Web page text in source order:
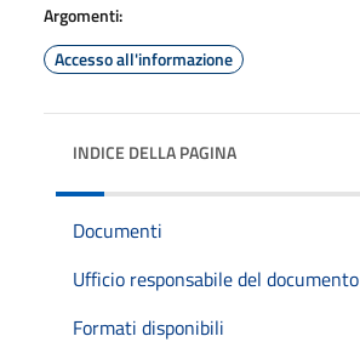
Argomenti:
Accesso all'informazione
INDICE DELLA PAGINA
Documenti
Ufficio responsabile del documento
Formati disponibili